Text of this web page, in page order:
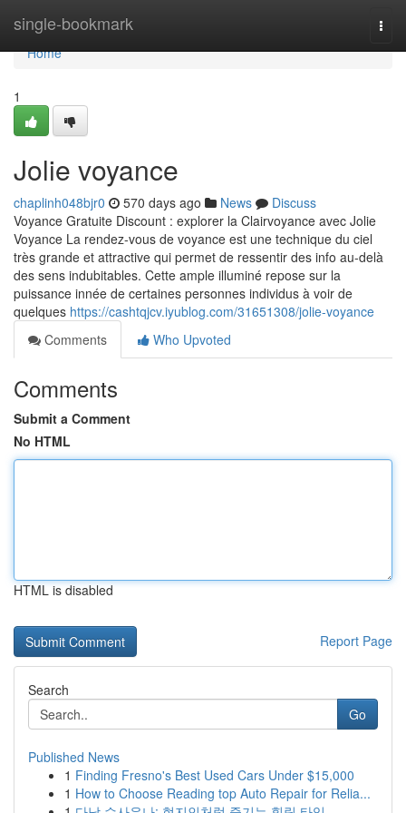
single-bookmark
Home
Home
1
Jolie voyance
chaplinh048bjr0 570 days ago News
Discuss
Voyance Gratuite Discount : explorer la Clairvoyance avec Jolie
Voyance La rendez-vous de voyance est une technique du ciel
très grande et attractive qui permet de ressentir des info au-delà
des sens indubitables. Cette ample illuminé repose sur la
puissance innée de certaines personnes individus à voir de
quelques https://cashtqjcv.iyublog.com/31651308/jolie-voyance
Comments
Who Upvoted
Comments
Submit a Comment
No HTML
HTML is disabled
Report Page
Search
Go
Published News
1 Finding Fresno's Best Used Cars Under $15,000
1 How to Choose Reading top Auto Repair for Relia...